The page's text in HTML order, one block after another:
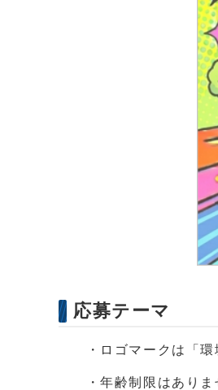
応募テーマ
・ロゴマークは「環
・年齢制限はありま